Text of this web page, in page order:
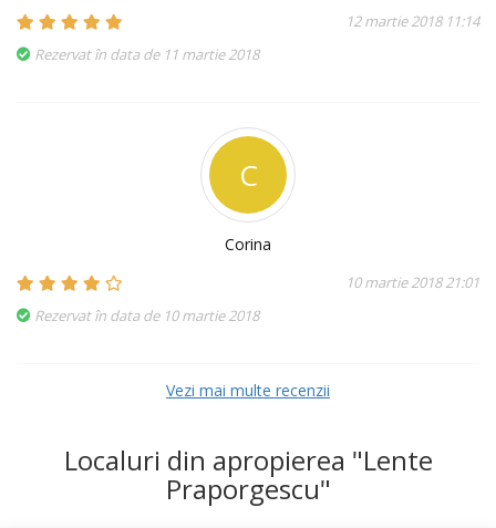
12 martie 2018 11:14
Rezervat în data de 11 martie 2018
C
Corina
10 martie 2018 21:01
Rezervat în data de 10 martie 2018
Vezi mai multe recenzii
Localuri din apropierea "Lente
Praporgescu"